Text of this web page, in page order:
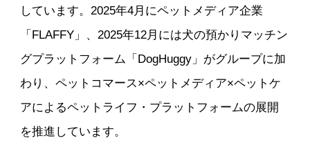
しています。2025年4月にペットメディア企業
「FLAFFY」、2025年12月には犬の預かりマッチン
グプラットフォーム「DogHuggy」がグループに加
わり、ペットコマース×ペットメディア×ペットケ
アによるペットライフ・プラットフォームの展開
を推進しています。